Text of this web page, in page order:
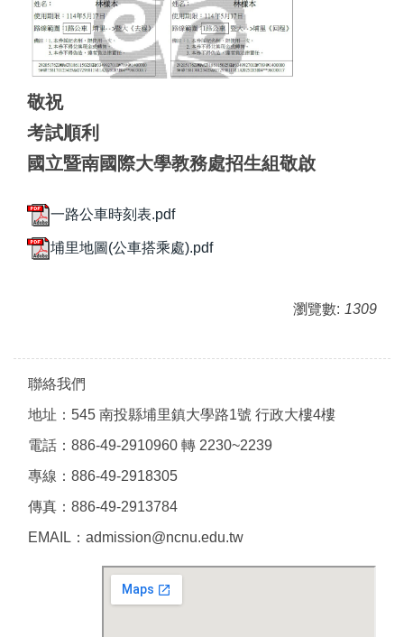
敬祝
考試順利
國立暨南國際大學教務處招生組敬啟
一路公車時刻表.pdf
埔里地圖(公車搭乘處).pdf
瀏覽數: 1309
聯絡我們
地址：545 南投縣埔里鎮大學路1號 行政大樓4樓
電話：886-49-2910960 轉 2230~2239
專線：886-49-2918305
傳真：886-49-2913784
EMAIL：admission@ncnu.edu.tw